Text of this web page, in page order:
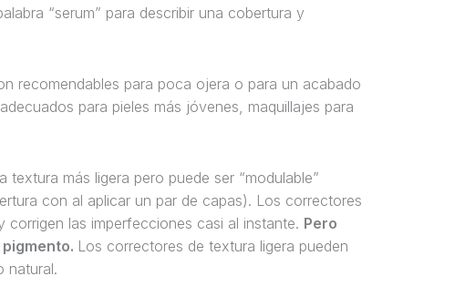
“serum” para describir una cobertura y
recomendables para poca ojera o para un acabado
para pieles más jóvenes, maquillajes para
más ligera pero puede ser “modulable”
con al aplicar un par de capas). Los correctores
las imperfecciones casi al instante. Pero
Los correctores de textura ligera pueden
natural.